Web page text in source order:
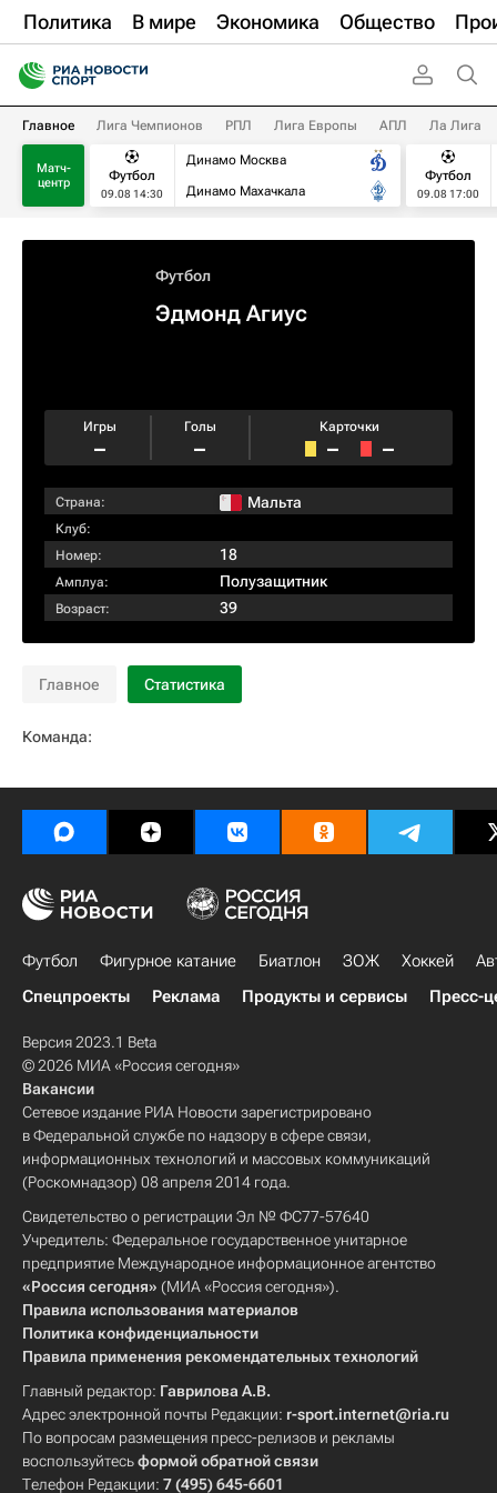
Политика В мире Экономика Общество
Главное Лига Чемпионов РПЛ Лига Европы АПЛ Ла Лига
Матч-
центр
Футбол
09.08 14:30
Динамо Москва
Динамо Махачкала
Футбол
09.08 17:00
Футбол
Эдмонд Агиус
Игры
–
Голы
–
Карточки
– –
Страна: Мальта
Клуб:
Номер:
18
Амплуа: Полузащитник
Возраст: 39
Главное Статистика
Команда:
Футбол Фигурное катание Биатлон ЗОЖ Хоккей
Спецпроекты
Реклама Продукты и сервисы Пресс-
Версия 2023.1 Beta
© 2026 МИА «Россия сегодня»
Вакансии
Сетевое издание РИА Новости зарегистрировано
в Федеральной службе по надзору в сфере связи,
информационных технологий и массовых коммуникаций
(Роскомнадзор) 08 апреля 2014 года.
Свидетельство о регистрации Эл № ФС77-57640
Учредитель: Федеральное государственное унитарное
предприятие Международное информационное агентство
«Россия сегодня» (МИА «Россия сегодня»).
Правила использования материалов
Политика конфиденциальности
Правила применения рекомендательных технологий
Главный редактор: Гаврилова А.В.
Адрес электронной почты Редакции: r-sport.internet@ria.ru
По вопросам размещения пресс-релизов и рекламы
воспользуйтесьформой обратной связи
Телефон Редакции: 7 (495) 645-6601